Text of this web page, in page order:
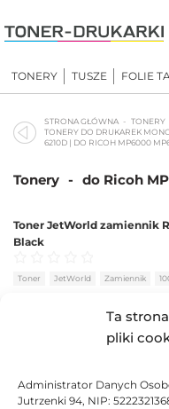
Ta
pliki
Administrator Danych
Jutrzenki 94, NIP:
to
content
TONERY TUSZE FOLIE
STRONA GŁÓWNA
TONERY
TONERY DO DRUKAREK
6210D | DO RICOH MP6000
Tonery - do Ricoh
Toner JetWorld zamiennik
Black
Toner JetWorld Zamiennik